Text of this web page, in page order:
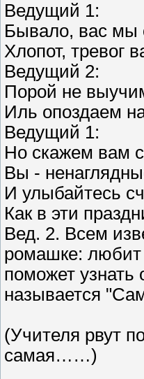
Ведущий 1:
Бывало, вас мы
Хлопот, тревог
Ведущий 2:
Порой не
Иль опоздаем
Ведущий 1:
Но скажем вам
Вы -
И улыбайтесь
Как в эти
Вед. 2. Всем
ромашке:
поможет
называется
(Учителя рвут
самая……)